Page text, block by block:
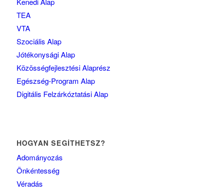
TEA
VTA
Szociális Alap
Jótékonysági Alap
Közösségfejlesztési Alaprész
Egészség-Program Alap
Digitális Felzárkóztatási Alap
HOGYAN SEGÍTHETSZ?
Adományozás
Önkéntesség
Véradás